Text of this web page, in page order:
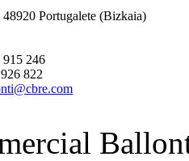
Portugalete (Bizkaia)
246
822